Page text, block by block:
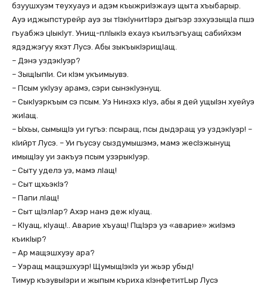
бзуушхуэм теухуауэ и адэм къыжриIэжауэ щыта хъыбарыр.
Ауэ иджыпстурейр ауэ зы тIэкIунитIэрэ дыгъэр зэхуэзыщIа пшэ
гъуабжэ цIыкIут. Унищ-плIыкIэ ехауэ къилъэгъуащ сабийхэм
ядэджэгуу яхэт Лусэ. Абы зыкъыкIэрищIащ.
– Дэнэ уздэкIуэр?
– ЗыщIыпIи. Си кIэм укъимыувэ.
– Псым укIуэу арамэ, сэри сынэкIуэнущ.
– СыкIуэркъым сэ псым. Уэ Нинэхэ кIуэ, абы я дей ущыIэн хуейуэ
жиIащ.
– Ыхьы, сымыщIэ уи гугъэ: псыращ, псы дыдэращ уэ уздэкIуэр! –
кIийрт Лусэ. – Уи гъусэу сыздумышэмэ, мамэ жесIэжынущ
имыщlэу уи закъуэ псым узэрыкIуэр.
– Сыту уделэ уэ, мамэ лIащ!
– Сыт щхьэкIэ?
– Папи лIащ!
– Сыт щIэлIар? Ахэр нанэ деж кIуащ.
– КIуащ, кIуащ!.. Аварие хъуащ! ПщIэрэ уэ «аварие» жиIэмэ
къикIыр?
– Ар мащэшхуэу ара?
– Уэращ мащэшхуэр! ЩумыщIэкIэ уи жьэр убыд!
Тимур къэувыlэри и жыпым къриха кlэнфетитLыр Лусэ